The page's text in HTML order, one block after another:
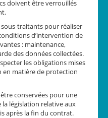
doivent être verrouillés
traitants pour réaliser
d’intervention de
: maintenance,
des données collectées.
les obligations mises
en matière de protection
conservées pour une
législation relative aux
après la fin du contrat.